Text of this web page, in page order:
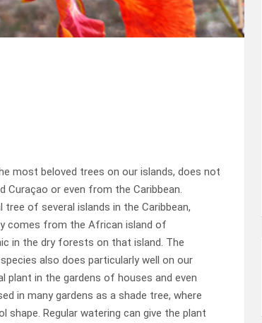
most beloved trees on our islands, does not
Curaçao or even from the Caribbean.
of several islands in the Caribbean,
comes from the African island of
in the dry forests on that island. The
also does particularly well on our
plant in the gardens of houses and even
in many gardens as a shade tree, where
shape. Regular watering can give the plant